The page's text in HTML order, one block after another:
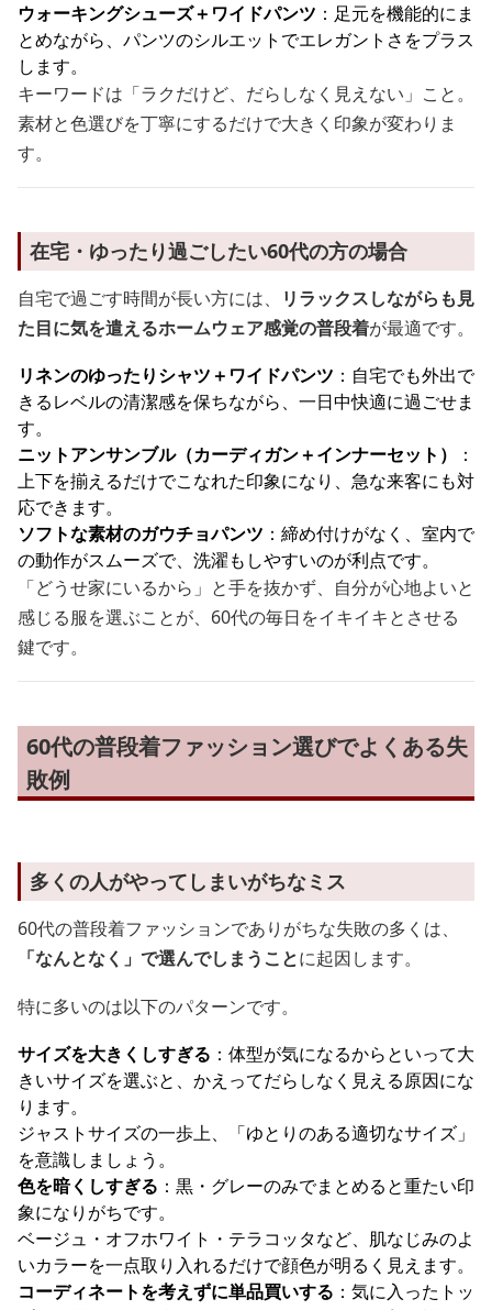
ウォーキングシューズ＋ワイドパンツ ：足元を機能的にま
とめながら、パンツのシルエットでエレガントさをプラス
します。
キーワードは「ラクだけど、だらしなく見えない」こと。
素材と色選びを丁寧にするだけで大きく印象が変わりま
す。
在宅・ゆったり過ごしたい60代の方の場合
自宅で過ごす時間が長い方には、
リラックスしながらも見
た目に気を遣えるホームウェア感覚の普段着が最適です。
リネンのゆったりシャツ＋ワイドパンツ ：自宅でも外出で
きるレベルの清潔感を保ちながら、一日中快適に過ごせま
す。
ニットアンサンブル（カーディガン＋インナーセット）
：
上下を揃えるだけでこなれた印象になり、急な来客にも対
応できます。
ソフトな素材のガウチョパンツ ：締め付けがなく、室内で
の動作がスムーズで、洗濯もしやすいのが利点です。
「どうせ家にいるから」と手を抜かず、自分が心地よいと
感じる服を選ぶことが、60代の毎日をイキイキとさせる
鍵です。
60代の普段着ファッション選びでよくある失
敗例
多くの人がやってしまいがちなミス
60代の普段着ファッションでありがちな失敗の多くは、
「なんとなく」で選んでしまうことに起因します。
特に多いのは以下のパターンです。
サイズを大きくしすぎる ：体型が気になるからといって大
きいサイズを選ぶと、かえってだらしなく見える原因にな
ります。
ジャストサイズの一歩上、「ゆとりのある適切なサイズ」
を意識しましょう。
色を暗くしすぎる ：黒・グレーのみでまとめると重たい印
象になりがちです。
ベージュ・オフホワイト・テラコッタなど、肌なじみのよ
いカラーを一点取り入れるだけで顔色が明るく見えます。
コーディネートを考えずに単品買いする ：気に入ったトッ